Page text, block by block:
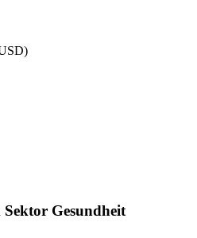
Gesundheit